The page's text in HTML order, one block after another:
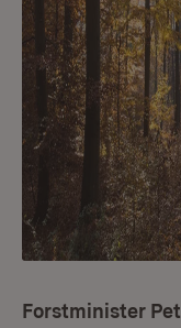
Forstminister